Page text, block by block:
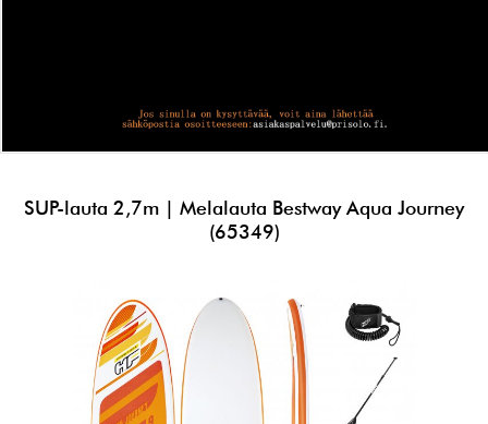
SUP-lauta 2,7m | Melalauta Bestway Aqua Journey
(65349)